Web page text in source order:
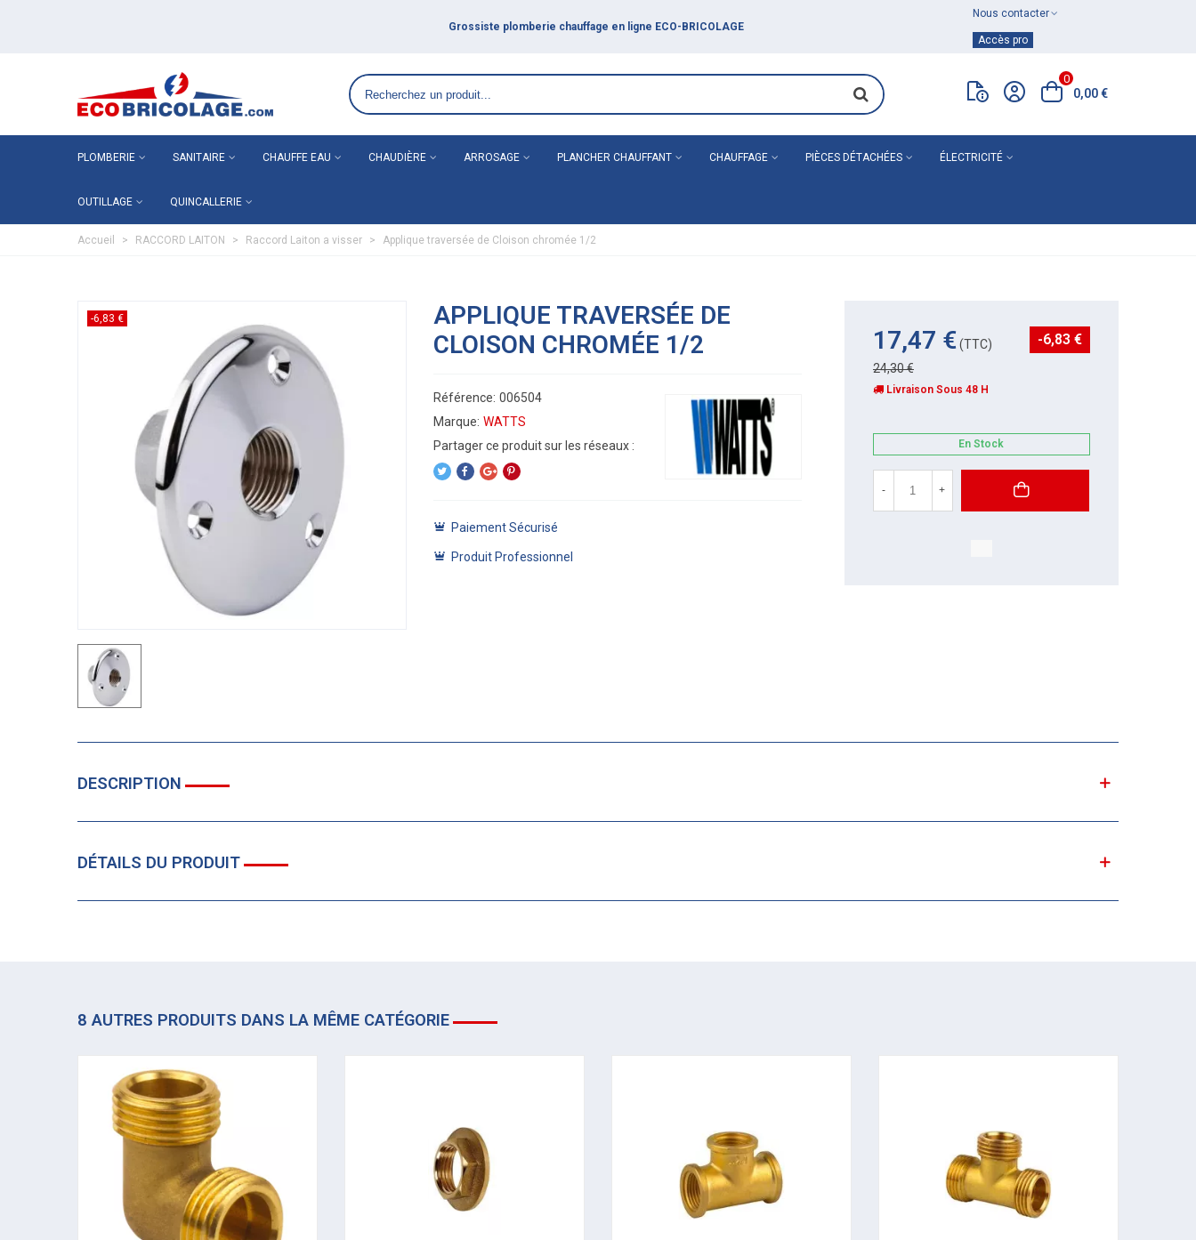
Nous contacter
Accès pro
0
0,00 €
PLOMBERIE SANITAIRE CHAUFFE EAU CHAUDIÈRE ARROSAGE PLANCHER CHAUFFANT CHAUFFAGE PIÈCES DÉTACHÉES ÉLECTRICITÉ
OUTILLAGE QUINCALLERIE
Accueil > RACCORD LAITON > Raccord Laiton a visser > Applique traversée de Cloison chromée 1/2
-6,83 €
APPLIQUE TRAVERSÉE DE
CLOISON CHROMÉE 1/2
Référence: 006504
Marque: WATTS
Paiement Sécurisé
Produit Professionnel
17,47 €(TTC)
24,30 €
-6,83 €
Livraison Sous 48 H
En Stock
- +
DESCRIPTION
DÉTAILS DU PRODUIT
8 AUTRES PRODUITS DANS LA MÊME CATÉGORIE